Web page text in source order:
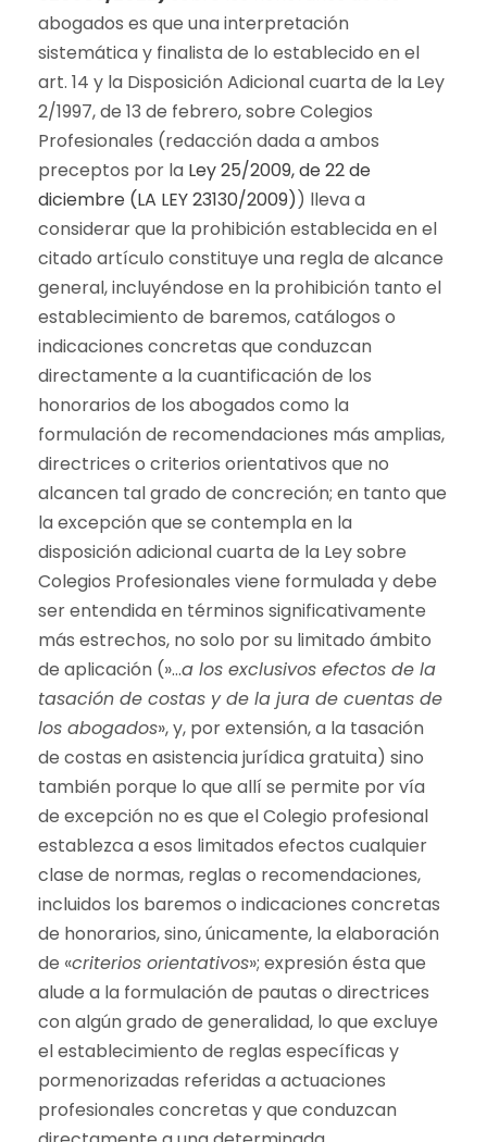
abogados es que una interpretación
sistemática y finalista de lo establecido en el
art. 14 y la Disposición Adicional cuarta de la Ley
2/1997, de 13 de febrero, sobre Colegios
Profesionales (redacción dada a ambos
preceptos por la Ley 25/2009, de 22 de
diciembre (LA LEY 23130/2009)) lleva a
considerar que la prohibición establecida en el
citado artículo constituye una regla de alcance
general, incluyéndose en la prohibición tanto el
establecimiento de baremos, catálogos o
indicaciones concretas que conduzcan
directamente a la cuantificación de los
honorarios de los abogados como la
formulación de recomendaciones más amplias,
directrices o criterios orientativos que no
alcancen tal grado de concreción; en tanto que
la excepción que se contempla en la
disposición adicional cuarta de la Ley sobre
Colegios Profesionales viene formulada y debe
ser entendida en términos significativamente
más estrechos, no solo por su limitado ámbito
de aplicación (»…a los exclusivos efectos de la
tasación de costas y de la jura de cuentas de
los abogados», y, por extensión, a la tasación
de costas en asistencia jurídica gratuita) sino
también porque lo que allí se permite por vía
de excepción no es que el Colegio profesional
establezca a esos limitados efectos cualquier
clase de normas, reglas o recomendaciones,
incluidos los baremos o indicaciones concretas
de honorarios, sino, únicamente, la elaboración
de «criterios orientativos»; expresión ésta que
alude a la formulación de pautas o directrices
con algún grado de generalidad, lo que excluye
el establecimiento de reglas específicas y
pormenorizadas referidas a actuaciones
profesionales concretas y que conduzcan